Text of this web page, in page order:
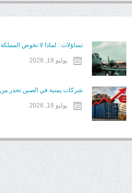
تساؤلات : لماذا لا تخوض
يوليو 18, 2026
شركات يمنية في الصين تحذر
يوليو 18, 2026